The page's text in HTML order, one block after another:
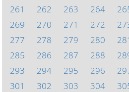
261
262 263 264
269
270 271 272
277
278 279 280
285
286 287 288
293
294 295 296
301
302 303 304